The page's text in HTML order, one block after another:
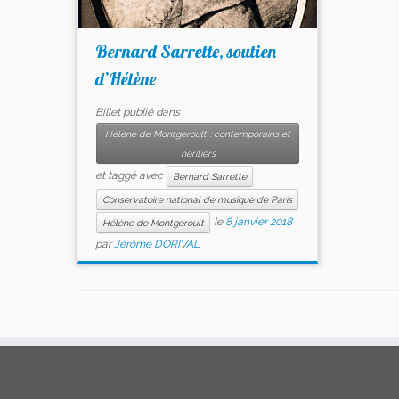
Bernard Sarrette, soutien
d’Hélène
Billet publié dans
Hélène de Montgeroult : contemporains et
héritiers
et taggé avec Bernard Sarrette
Conservatoire national de musique de Paris
Hélène de Montgeroult le 8 janvier 2018
parJérôme DORIVAL